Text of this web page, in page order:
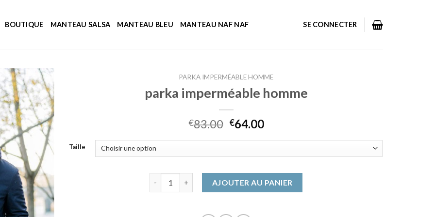
BOUTIQUE MANTEAU SALSA MANTEAU BLEU MANTEAU NAF NAF SE CONNECTER
PARKA IMPERMÉABLE HOMME
parka imperméable homme
€83.00 €64.00
Taille
AJOUTER AU PANIER